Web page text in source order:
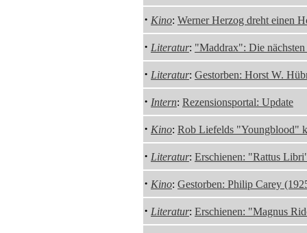
· Kino: Werner Herzog dreht einen
· Literatur: "Maddrax": Die
· Literatur: Gestorben: Horst W.
· Intern: Rezensionsportal: Update
· Kino: Rob Liefelds "Youngblood"
· Literatur: Erschienen: "Rattus
· Kino: Gestorben: Philip Carey
· Literatur: Erschienen: "Magnus